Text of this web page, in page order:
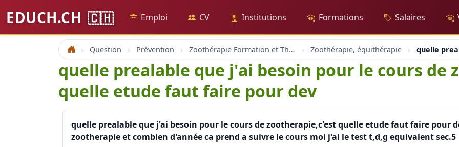
EDUCH.CH 🇨🇭 Emploi CV Institutions Formations Salaires
Accueil Question Prévention Zoothérapie Formation et Thérapie Zoothérapie, équithérapie quelle
quelle prealable que j'ai besoin pour le cours de
quelle etude faut faire pour dev
quelle prealable que j'ai besoin pour le cours de zootherapie,c'est quelle etude faut faire pour
zootherapie et combien d'année ca prend a suivre le cours moi j'ai le test t,d,g equivalent sec.5